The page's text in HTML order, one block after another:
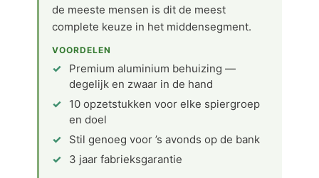
de meeste mensen is dit de meest
complete keuze in het middensegment.
VOORDELEN
Premium aluminium behuizing —
degelijk en zwaar in de hand
10 opzetstukken voor elke spiergroep
en doel
Stil genoeg voor ’s avonds op de bank
3 jaar fabrieksgarantie